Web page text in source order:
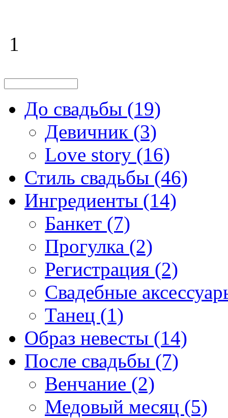
1
До свадьбы (19)
Девичник (3)
Love story (16)
Стиль свадьбы (46)
Ингредиенты (14)
Банкет (7)
Прогулка (2)
Регистрация (2)
Свадебные
Танец (1)
Образ невесты (14)
После свадьбы (7)
Венчание (2)
Медовый месяц (5)